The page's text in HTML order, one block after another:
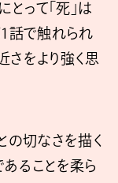
って「死」は
1話で触れられ
さをより強く思
の切なさを描く
ることを柔ら